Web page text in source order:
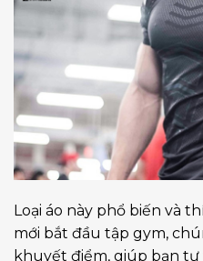
Loại áo này phổ biến và
mới bắt đầu tập gym,
khuyết điểm, giúp bạn